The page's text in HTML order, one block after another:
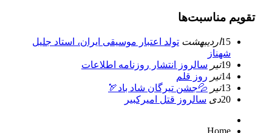
تقویم مناسبت‌ها
15ارديبهشت تولد اعتبار موسيقى ايران، استاد جليل
شهناز
19تیر سالروز انتشار روزنامه اطلاعات
14تیر روز قلم
13تیر 💦جشن تیرگان شاد باد🏹
20دی سالروز قتل امیرکبیر
Home